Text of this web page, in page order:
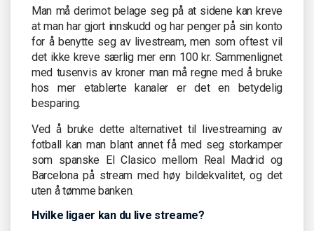
Man må derimot belage seg på at sidene kan kreve
at man har gjort innskudd og har penger på sin konto
for å benytte seg av livestream, men som oftest vil
det ikke kreve særlig mer enn 100 kr. Sammenlignet
med tusenvis av kroner man må regne med å bruke
hos mer etablerte kanaler er det en betydelig
besparing.
Ved å bruke dette alternativet til livestreaming av
fotball kan man blant annet få med seg storkamper
som spanske El Clasico mellom Real Madrid og
Barcelona på stream med høy bildekvalitet, og det
uten å tømme banken.
Hvilke ligaer kan du live streame?